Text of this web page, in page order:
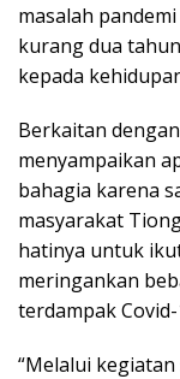
masalah
kurang dua
kepada
Berkaitan
menyampaikan
bahagia karena
masyarakat
hatinya untuk
meringankan
terdampak Covid-
“Melalui